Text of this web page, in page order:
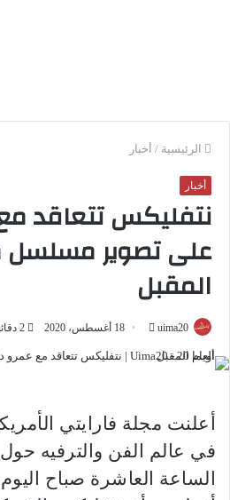
الرئيسية / أخبار
أخبار
نتفليكس تتعاقد
على تصوير مسلسل
المقبل
uima20
أرسل 18 أغسطس، 2020
أعلنت مجلة فارايتي
في عالم الفن والترفيه
الساعة العاشرة صباح